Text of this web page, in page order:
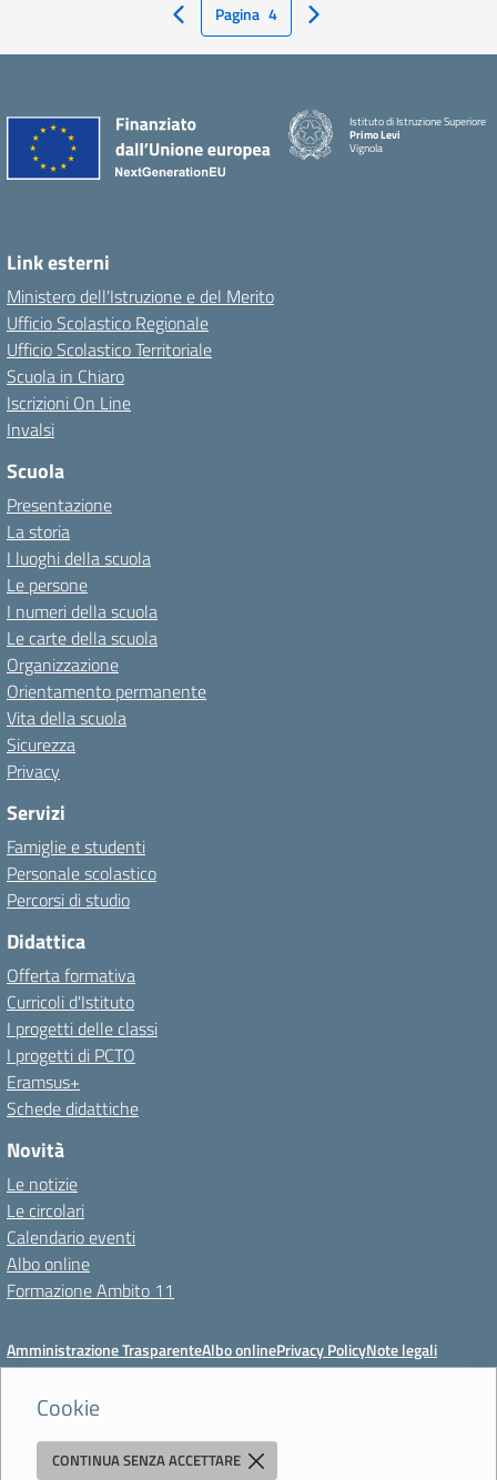
Cookie
CONTINUA SENZA ACCETTARE
Pagina Precedente
Pagina 4 Pagina Successiva
Istituto di Istruzione Superiore
Primo Levi
Vignola
Link esterni
Ministero dell'Istruzione e del Merito
Ufficio Scolastico Regionale
Ufficio Scolastico Territoriale
Scuola in Chiaro
Iscrizioni On Line
Invalsi
Scuola
Presentazione
La storia
I luoghi della scuola
Le persone
I numeri della scuola
Le carte della scuola
Organizzazione
Orientamento permanente
Vita della scuola
Sicurezza
Privacy
Servizi
Famiglie e studenti
Personale scolastico
Percorsi di studio
Didattica
Offerta formativa
Curricoli d'Istituto
I progetti delle classi
I progetti di PCTO
Eramsus+
Schede didattiche
Novità
Le notizie
Le circolari
Calendario eventi
Albo online
Formazione Ambito 11
Amministrazione TrasparenteAlbo onlinePrivacy PolicyNote legali
Meccanismo di feedbackDichiarazioni di accessibilitàPreferenze cookie
Istituto di Istruzione Superiore 'Primo Levi'